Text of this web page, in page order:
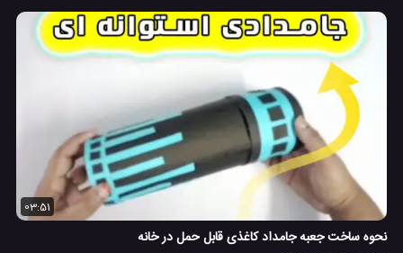
03:51
نحوه ساخت جعبه جامداد کاغذی قابل حمل در خانه